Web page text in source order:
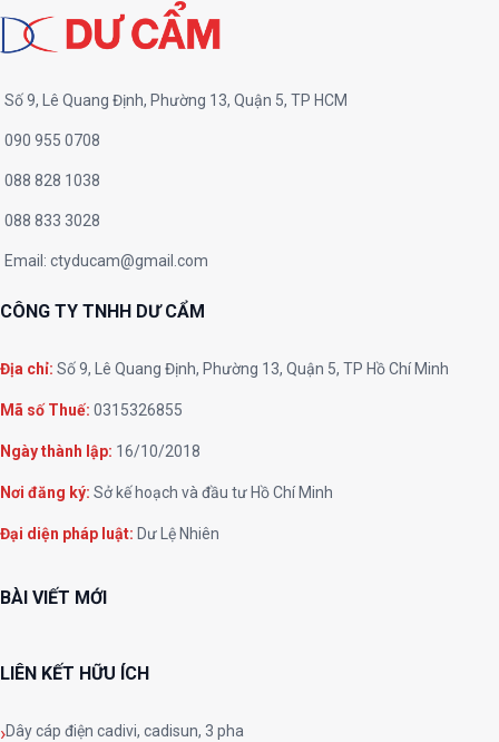
Số 9, Lê Quang Định, Phường 13, Quận 5, TP HCM
090 955 0708
088 828 1038
088 833 3028
Email: ctyducam@gmail.com
CÔNG TY TNHH DƯ CẨM
Địa chỉ: Số 9, Lê Quang Định, Phường 13, Quận 5, TP Hồ Chí Minh
Mã số Thuế: 0315326855
Ngày thành lập: 16/10/2018
Nơi đăng ký: Sở kế hoạch và đầu tư Hồ Chí Minh
Đại diện pháp luật: Dư Lệ Nhiên
BÀI VIẾT MỚI
LIÊN KẾT HỮU ÍCH
Dây cáp điện cadivi, cadisun, 3 pha